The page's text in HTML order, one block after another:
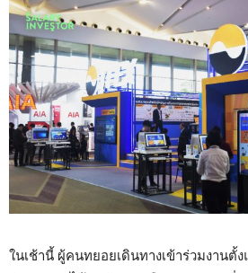
ในเช้านี้ ผู้คนทยอยเดินทางเข้าร่วมงานตั้ง